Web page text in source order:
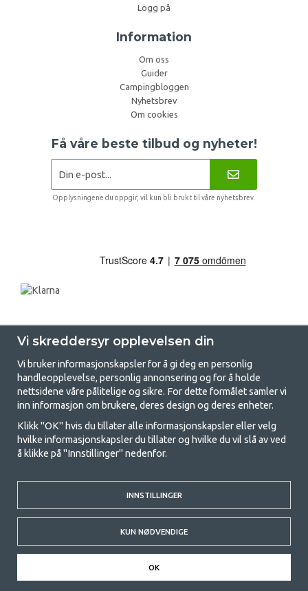
Logg på
Information
Om oss
Guider
Campingbloggen
Nyhetsbrev
Om cookies
Få våre beste tilbud og nyheter!
Opplysningene du oppgir, vil kun bli brukt til våre nyhetsbrev.
GetCamping - Din butikk for camping
og friluftsliv
Camping kan enten være en livsstil eller en måte å samle familien for et
felles eventyr. Uansett hvilken kategori du tilhører, finner du alt du
campe, og derfor tilbyr vi veldig gode priser på familietelt,
campingfortelt og alt annet utstyr for camping og friluftsliv. Målet vårt
er å tilby det beste campingutstyret i hver prisklasse når det gjelder
kvalitet og funksjonalitet. Ta gjerne kontakt med oss hvis det er noe du
savner eller ønsker å vite mer om.
© 2020 GetCamping. All rights reserved.
Vi skreddersyr opplevelsen din
Vi bruker informasjonskapsler for å gi deg en personlig
handleopplevelse, personlig annonsering og for å holde
nettsidene våre pålitelige og sikre. For dette formålet samler vi
inn informasjon om brukere, deres design og deres enheter.
Klikk "OK" hvis du tillater alle informasjonskapsler eller velg
hvilke informasjonskapsler du tillater og hvilke du vil slå av ved
å klikke på "Innstillinger" nedenfor.
INNSTILLINGER
KUN NØDVENDIGE
OK